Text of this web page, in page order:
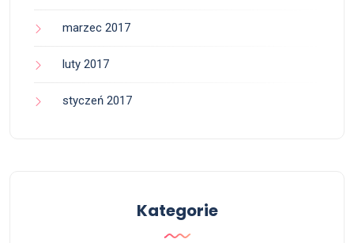
marzec 2017
luty 2017
styczeń 2017
Kategorie